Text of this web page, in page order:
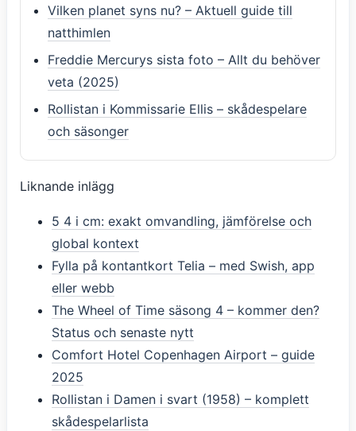
Vilken planet syns nu? – Aktuell guide till
natthimlen
Freddie Mercurys sista foto – Allt du behöver
veta (2025)
Rollistan i Kommissarie Ellis – skådespelare
och säsonger
Liknande inlägg
5 4 i cm: exakt omvandling, jämförelse och
global kontext
Fylla på kontantkort Telia – med Swish, app
eller webb
The Wheel of Time säsong 4 – kommer den?
Status och senaste nytt
Comfort Hotel Copenhagen Airport – guide
2025
Rollistan i Damen i svart (1958) – komplett
skådespelarlista